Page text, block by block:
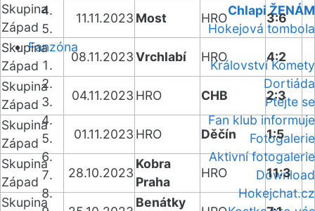
Chlapi ŽENÁM
Hokejová tombola
Fanzóna
Království Komety
Dortiáda
Ptejte se
Fan klub informuje
Fotogalerie
Aktivní fotogalerie
Download
Hokejchat.cz
Skupina
Západ
11.11.2023 Most HRO
3:6
Skupina
Západ
08.11.2023Vrchlabí HRO
4:2
Skupina
Západ
04.11.2023 HRO CHB
2:3
Skupina
Západ
01.11.2023 HRO Děčín
1:5
Skupina
Západ
28.10.2023
Kobra
Praha
HRO
11:3
Skupina
Benátky